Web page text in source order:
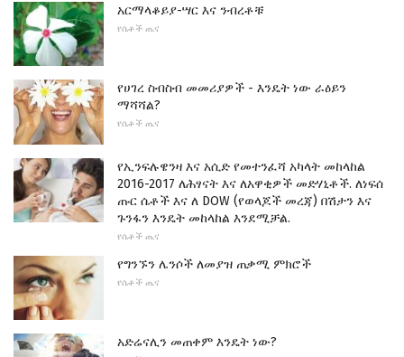
አርማላቆይያ-ሣር እና ንብረቶቹ
የሴቶች ጤና
የሀገረ ስብስብ መመሪያዎች - እንዴት ነው ራዕይን
ማሻሻል?
የሴቶች ጤና
የኢንፍሉዌንዛ እና አሲድ የመተንፈሻ አካላት መከላከል
2016-2017 ለሕፃናት እና ለአዋቂዎች መድሃኒቶች. ለነፍሰ
ጡር ሴቶች እና ለ DOW (የወላጆች መረጃ) በሽታን እና
ጉንፋን እንዴት መከላከል እንደሚቻል.
የሴቶች ጤና
የግንኙን ሌንሶች ለመያዝ ጠቃሚ ምክሮች
የሴቶች ጤና
አድሬናሊን መጠቀም እንዴት ነው?